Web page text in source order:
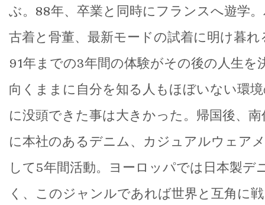
ぶ。88年、卒業と同時にフランスへ遊学
古着と骨董、最新モードの試着に明け暮
91年までの3年間の体験がその後の人生を
向くままに自分を知る人もほぼいない環
に没頭できた事は大きかった。帰国後、
に本社のあるデニム、カジュアルウェア
して5年間活動。ヨーロッパでは日本製デ
く、このジャンルであれば世界と互角に